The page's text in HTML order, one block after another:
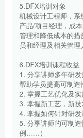
5.DFX培训对象
机械设计工程师，系
产品/项目经理，成
管理和降低成本的
员和经理及相关管理
6.DFX培训课程收益
1. 分享讲师多年研
帮助学员提高可制造
2. 掌握工艺优化及
3. 掌握新工艺，新
4. 掌握如何针对研
5. 分享讲师的可制
例……）